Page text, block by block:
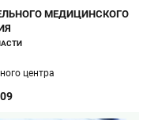
МЕДИЦИНСКОГО
центра